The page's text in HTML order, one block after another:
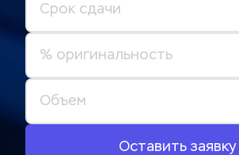
Оставить заявку